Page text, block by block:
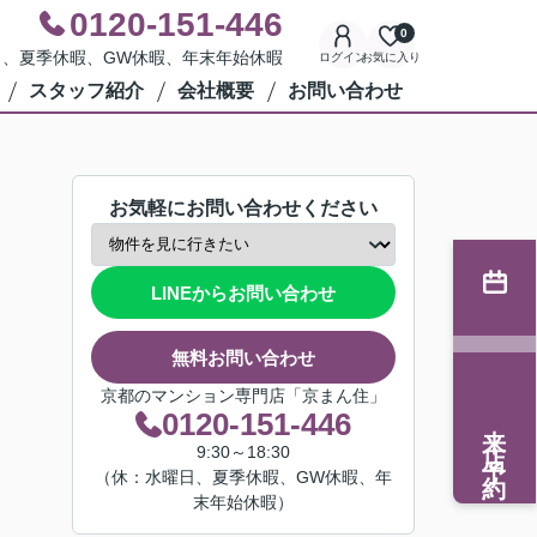
0120-151-446
夏季休暇、GW休暇、年末年始休暇 ログインお気に入り
0
スタッフ紹介 会社概要 お問い合わせ
お気軽にお問い合わせください
LINEからお問い合わせ
無料お問い合わせ
京都のマンション専門店「京まん住」
0120-151-446
9:30～18:30
（休：水曜日、夏季休暇、GW休暇、年
末年始休暇）
来店予約